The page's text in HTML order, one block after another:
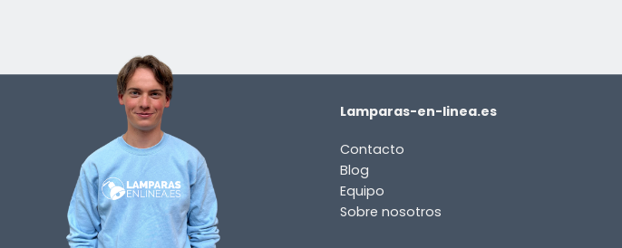
Lamparas-en-linea.es
Contacto
Blog
Equipo
Sobre nosotros